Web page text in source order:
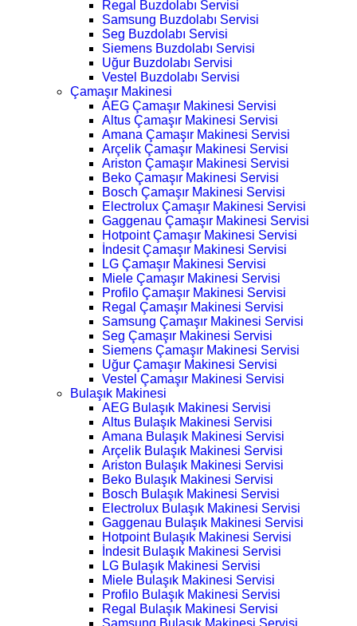
Regal Buzdolabı Servisi
Samsung Buzdolabı Servisi
Seg Buzdolabı Servisi
Siemens Buzdolabı Servisi
Uğur Buzdolabı Servisi
Vestel Buzdolabı Servisi
Çamaşır Makinesi
AEG Çamaşır Makinesi Servisi
Altus Çamaşır Makinesi Servisi
Amana Çamaşır Makinesi Servisi
Arçelik Çamaşır Makinesi Servisi
Ariston Çamaşır Makinesi Servisi
Beko Çamaşır Makinesi Servisi
Bosch Çamaşır Makinesi Servisi
Electrolux Çamaşır Makinesi Servisi
Gaggenau Çamaşır Makinesi Servisi
Hotpoint Çamaşır Makinesi Servisi
İndesit Çamaşır Makinesi Servisi
LG Çamaşır Makinesi Servisi
Miele Çamaşır Makinesi Servisi
Profilo Çamaşır Makinesi Servisi
Regal Çamaşır Makinesi Servisi
Samsung Çamaşır Makinesi Servisi
Seg Çamaşır Makinesi Servisi
Siemens Çamaşır Makinesi Servisi
Uğur Çamaşır Makinesi Servisi
Vestel Çamaşır Makinesi Servisi
Bulaşık Makinesi
AEG Bulaşık Makinesi Servisi
Altus Bulaşık Makinesi Servisi
Amana Bulaşık Makinesi Servisi
Arçelik Bulaşık Makinesi Servisi
Ariston Bulaşık Makinesi Servisi
Beko Bulaşık Makinesi Servisi
Bosch Bulaşık Makinesi Servisi
Electrolux Bulaşık Makinesi Servisi
Gaggenau Bulaşık Makinesi Servisi
Hotpoint Bulaşık Makinesi Servisi
İndesit Bulaşık Makinesi Servisi
LG Bulaşık Makinesi Servisi
Miele Bulaşık Makinesi Servisi
Profilo Bulaşık Makinesi Servisi
Regal Bulaşık Makinesi Servisi
Samsung Bulaşık Makinesi Servisi